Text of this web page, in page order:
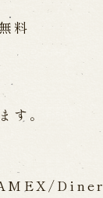
料
す。